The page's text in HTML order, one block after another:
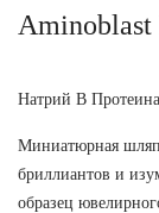
Aminoblast
Натрий В
Миниатюрная
бриллиантов и
образец